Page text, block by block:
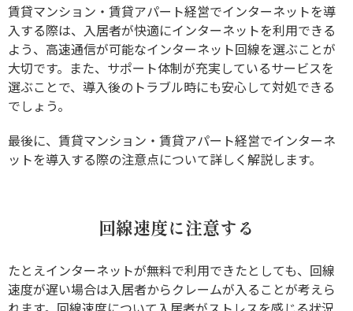
賃貸マンション・賃貸アパート経営でインターネットを導
入する際は、入居者が快適にインターネットを利用できる
よう、高速通信が可能なインターネット回線を選ぶことが
大切です。また、サポート体制が充実しているサービスを
選ぶことで、導入後のトラブル時にも安心して対処できる
でしょう。
最後に、賃貸マンション・賃貸アパート経営でインターネ
ットを導入する際の注意点について詳しく解説します。
回線速度に注意する
たとえインターネットが無料で利用できたとしても、回線
速度が遅い場合は入居者からクレームが入ることが考えら